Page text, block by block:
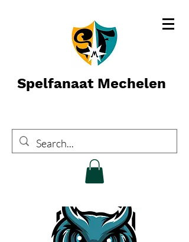
Spelfanaat Mechelen